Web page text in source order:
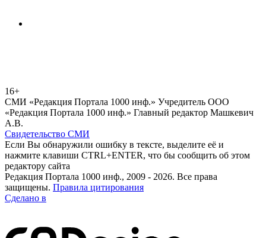
16+
СМИ «Редакция Портала 1000 инф.» Учредитель ООО
«Редакция Портала 1000 инф.» Главный редактор Машкевич
А.В.
Свидетельство СМИ
Если Вы обнаружили ошибку в тексте, выделите её и
нажмите клавиши CTRL+ENTER, что бы сообщить об этом
редактору сайта
Редакция Портала 1000 инф., 2009 - 2026. Все права
защищены. Правила цитирования
Сделано в